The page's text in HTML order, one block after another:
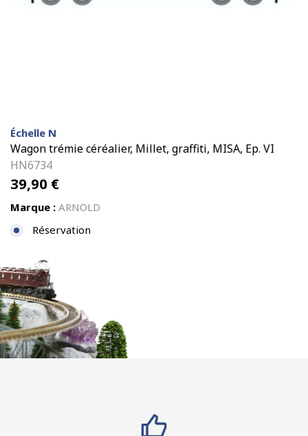
Échelle N
Wagon trémie céréalier, Millet, graffiti, MISA, Ep. VI
HN6734
39,90 €
Marque : ARNOLD
Réservation